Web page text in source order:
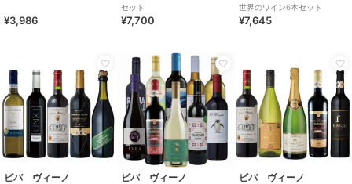
¥3,986
セット
¥7,700
世界のワイン6本セット
¥7,645
ビバ ヴィーノ ビバ ヴィーノ ビバ ヴィーノ